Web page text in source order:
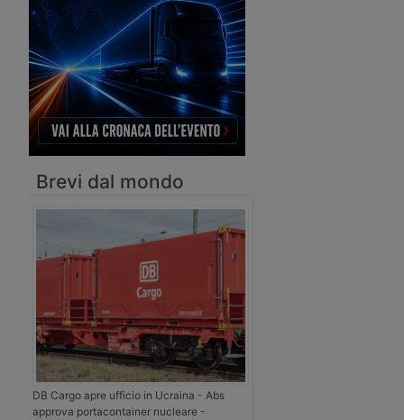
Brevi dal mondo
DB Cargo apre ufficio in Ucraina - Abs
approva portacontainer nucleare -